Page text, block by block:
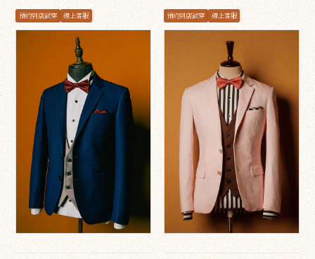
預約到店試穿 線上客服 預約到店試穿 線上客服